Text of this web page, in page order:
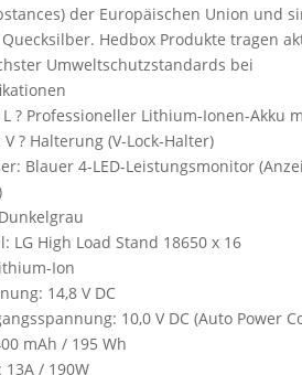
der Europäischen Union und
Hedbox Produkte tragen
Umweltschutzstandards bei
L ? Professioneller Lithium-Ionen-Akku
? Halterung (V-Lock-Halter)
Blauer 4-LED-Leistungsmonitor
LG High Load Stand 18650 x 16
Ion
14,8 V DC
10,0 V DC (Auto Power
mAh / 195 Wh
13A / 190W